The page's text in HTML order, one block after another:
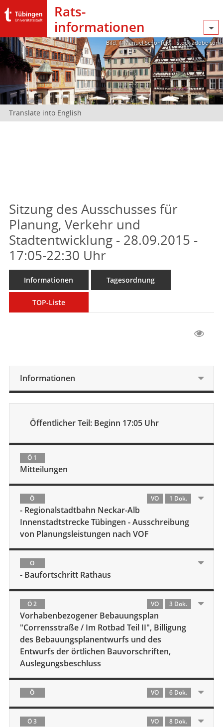
Rats­
informationen
Bild: @Manuel Schönfeld – stock.adobe.com
Translate into English
Sitzung des Ausschusses für
Planung, Verkehr und
Stadtentwicklung - 28.09.2015 -
17:05-22:30 Uhr
Informationen Tagesordnung
TOP-Liste
Informationen
Öffentlicher Teil: Beginn 17:05 Uhr
Ö 1
Mitteilungen
Ö VO 1 Dok.
- Regionalstadtbahn Neckar-Alb
Innenstadtstrecke Tübingen - Ausschreibung
von Planungsleistungen nach VOF
Ö
- Baufortschritt Rathaus
Ö 2 VO 3 Dok.
Vorhabenbezogener Bebauungsplan
"Corrensstraße / Im Rotbad Teil II", Billigung
des Bebauungsplanentwurfs und des
Entwurfs der örtlichen Bauvorschriften,
Auslegungsbeschluss
Ö VO 6 Dok.
Ö 3 VO 8 Dok.